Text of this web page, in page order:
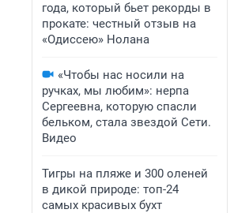
года, который бьет рекорды в
прокате: честный отзыв на
«Одиссею» Нолана
«Чтобы нас носили на
ручках, мы любим»: нерпа
Сергеевна, которую спасли
бельком, стала звездой Сети.
Видео
Тигры на пляже и 300 оленей
в дикой природе: топ-24
самых красивых бухт